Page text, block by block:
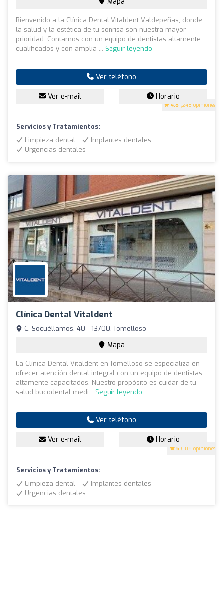
4.8 (248 opiniones)
Bienvenido a la Clínica Dental Vitaldent Valdepeñas, donde
la salud y la estética de tu sonrisa son nuestra mayor
prioridad. Contamos con un equipo de dentistas altamente
cualificados y con amplia ... Seguir leyendo
Ver teléfono
Ver e-mail Horario
Servicios y Tratamientos:
Limpieza dental
Implantes dentales
Urgencias dentales
Clínica Dental Vitaldent
5 (188 opiniones)
C. Socuéllamos, 40 - 13700, Tomelloso
Mapa
La Clínica Dental Vitaldent en Tomelloso se especializa en
ofrecer atención dental integral con un equipo de dentistas
altamente capacitados. Nuestro propósito es cuidar de tu
salud bucodental medi... Seguir leyendo
Ver teléfono
Ver e-mail Horario
Servicios y Tratamientos:
Limpieza dental
Implantes dentales
Urgencias dentales